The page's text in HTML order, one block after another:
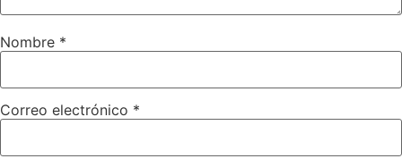
Nombre *
Correo electrónico *